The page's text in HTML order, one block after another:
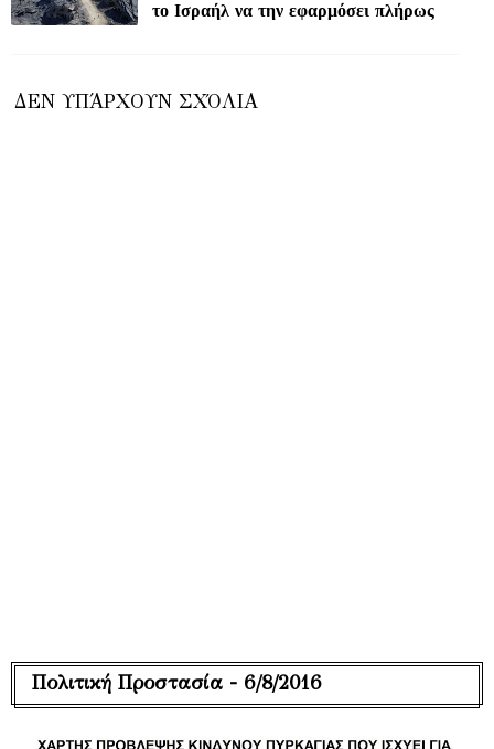
το Ισραήλ να την εφαρμόσει πλήρως
ΔΕΝ ΥΠΆΡΧΟΥΝ ΣΧΌΛΙΑ
Πολιτική Προστασία - 6/8/2016